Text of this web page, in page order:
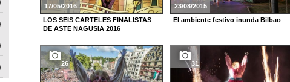
17/05/2016
LOS SEIS CARTELES FINALISTAS
DE ASTE NAGUSIA 2016
23/08/2015
El ambiente festivo inunda Bilbao
26 31